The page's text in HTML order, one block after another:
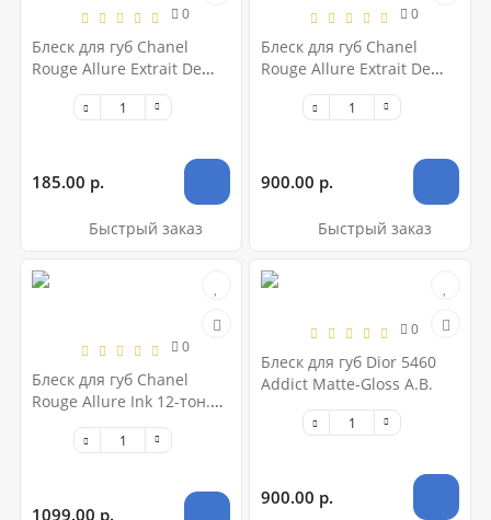
0
Блеск для губ Chanel
Rouge Allure Extrait De
185.00 р.
Быстрый заказ
0
Блеск для губ Chanel
Rouge Allure Extrait De
900.00 р.
Быстрый заказ
0
Блеск для губ Chanel
Rouge Allure Ink 12-тон.
(стекло)
1099.00 р.
0
Блеск для губ Dior 5460
Addict Matte-Gloss A.B.
900.00 р.